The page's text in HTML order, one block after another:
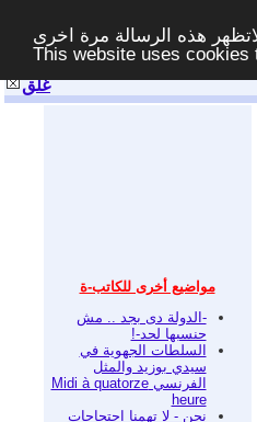
هذه الرسالة مرة اخرى -
This website uses cookies
غلق
مواضيع أخرى للكاتب-ة
-الدولة دى بجد .. مش
حنسبها لحد-!
السلطات الجهوية في
سيدي بوزيد والمثل
الفرنسي Midi à quatorze
heure
نحن - لا تهمنا احتجاجات